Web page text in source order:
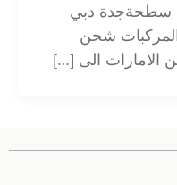
دبي
شحن
الامارات الى […]